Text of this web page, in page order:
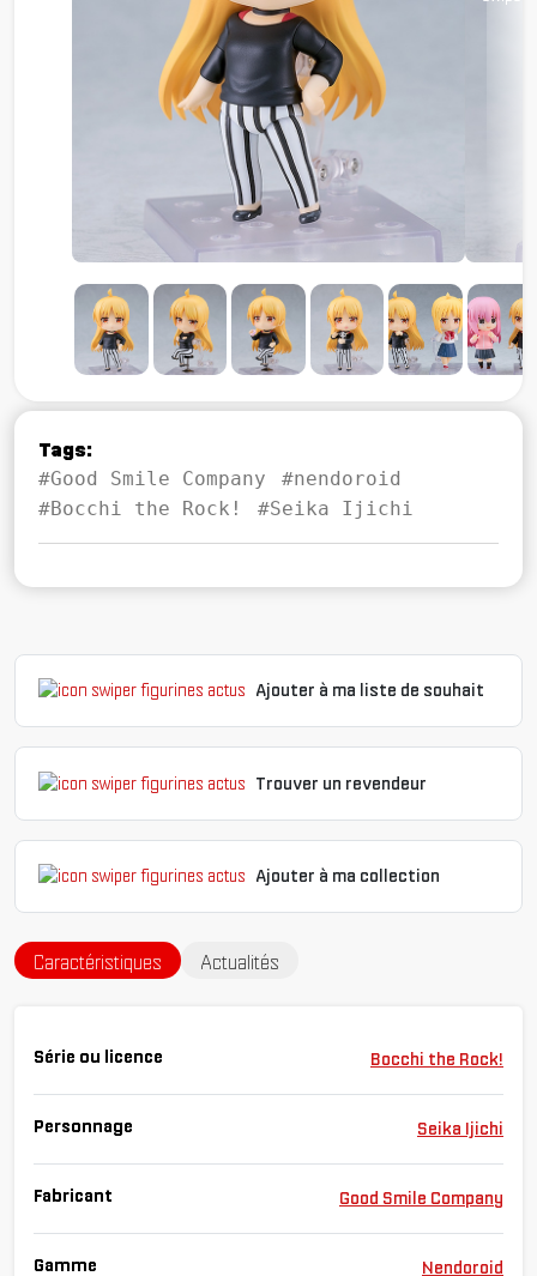
Tags:
#Good Smile Company
#nendoroid
#Bocchi the Rock!
#Seika Ijichi
Ajouter à ma liste de souhait
Trouver un revendeur
Ajouter à ma collection
Caractéristiques Actualités
Série ou licence Bocchi the Rock!
Personnage Seika Ijichi
Fabricant Good Smile Company
Gamme Nendoroid